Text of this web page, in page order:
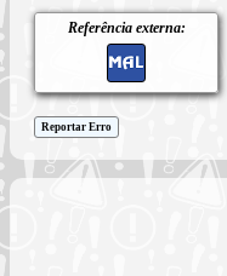
Referência externa:
Reportar Erro